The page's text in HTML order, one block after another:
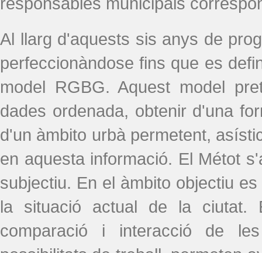
Al llarg d'aquests sis anys de
perfeccionàndose fins que es
model RGBG. Aquest model
dades ordenada, obtenir d'una
d'un àmbito urbà permetent,
en aquesta informació. El Métot
subjectiu. En el àmbito objectiu
la situació actual de la ciutat.
comparació i interacció de